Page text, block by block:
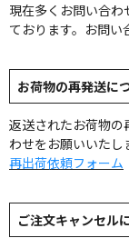
現在多くお問い合
ております。お問い
お荷物の再発送に
返送されたお荷物
わせをお願いいたし
再出荷依頼フォーム
ご注文キャンセル